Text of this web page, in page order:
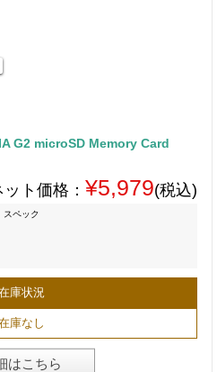
G2 microSD Memory Card
ット価格： ¥5,979(税込)
スペック
庫状況
庫なし
はこちら